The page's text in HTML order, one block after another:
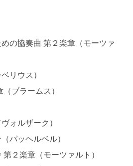
の協奏曲 第２楽章（モーツァ
リウス）
ブラームス）
ォルザーク）
パッヘルベル）
２楽章（モーツァルト）